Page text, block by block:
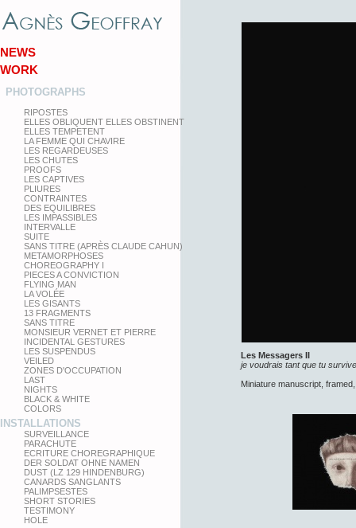
NEWS
WORK
PHOTOGRAPHS
RIPOSTES
ELLES OBLIQUENT ELLES OBSTINENT
ELLES TEMPETENT
LA FEMME QUI CHAVIRE
LES REGARDEUSES
LES CHUTES
PROOFS
LES CAPTIVES
PLIURES
CONTRAINTES
DES EQUILIBRES
LES IMPASSIBLES
INTERVALLE
SUITE
SANS TITRE (APRÈS CLAUDE CAHUN)
METAMORPHOSES
CHOREOGRAPHY I
PIECES A CONVICTION
FLYING MAN
LA VOLÉE
LES GISANTS
13 FRAGMENTS
SANS TITRE
MONSIEUR VERNET ET PIERRE
INCIDENTAL GESTURES
LES SUSPENDUS
VEILED
ZONES D'OCCUPATION
LAST
NIGHTS
BLACK & WHITE
COLORS
INSTALLATIONS
SURVEILLANCE
PARACHUTE
ECRITURE CHOREGRAPHIQUE
DER SOLDAT OHNE NAMEN
DUST (LZ 129 HINDENBURG)
CANARDS SANGLANTS
PALIMPSESTES
SHORT STORIES
TESTIMONY
HOLE
Les Messagers II
je voudrais tant que tu
Miniature manuscript,